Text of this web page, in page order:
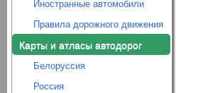
Иностранные автомобили
Правила дорожного движения
Карты и атласы автодорог
Белоруссия
Россия